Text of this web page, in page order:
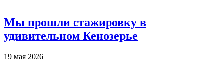
Мы прошли стажировку в
удивительном Кенозерье
19 мая 2026